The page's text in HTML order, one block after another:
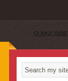
SUBSCRIBE